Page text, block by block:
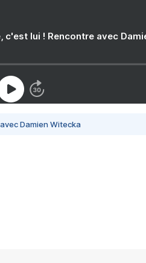
lui ! Rencontre avec
Damien Witecka